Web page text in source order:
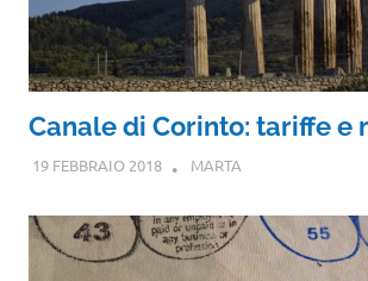
Canale di Corinto: tariffe e
19 FEBBRAIO 2018 MARTA